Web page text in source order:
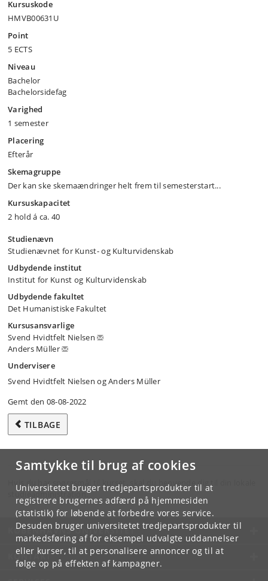
Samtykke til brug af cookies
Universitetet bruger tredjepartsprodukter til at
registrere brugernes adfærd på hjemmesiden
(statistik) for løbende at forbedre vores service.
Desuden bruger universitetet tredjepartsprodukter til
markedsføring af for eksempel udvalgte uddannelser
eller kurser, til at personalisere annoncer og til at
følge op på effekten af kampagner.
Kursuskode
HMVB00631U
Point
5 ECTS
Niveau
Bachelor
Bachelorsidefag
Varighed
1 semester
Placering
Efterår
Skemagruppe
Der kan ske skemaændringer helt frem til semesterstart...
Kursuskapacitet
2 hold á ca. 40
Studienævn
Studienævnet for Kunst- og Kulturvidenskab
Udbydende institut
Institut for Kunst og Kulturvidenskab
Udbydende fakultet
Det Humanistiske Fakultet
Kursusansvarlige
Svend Hvidtfelt Nielsen
Anders Müller
Undervisere
Svend Hvidtfelt Nielsen og Anders Müller
Gemt den 08-08-2022
TILBAGE
Hvis du har spørgsmål til kurset, skal du henvende dig til din lokale
studieadministration.
KØBENHAVNS UNIVERSITET
KONTAKT